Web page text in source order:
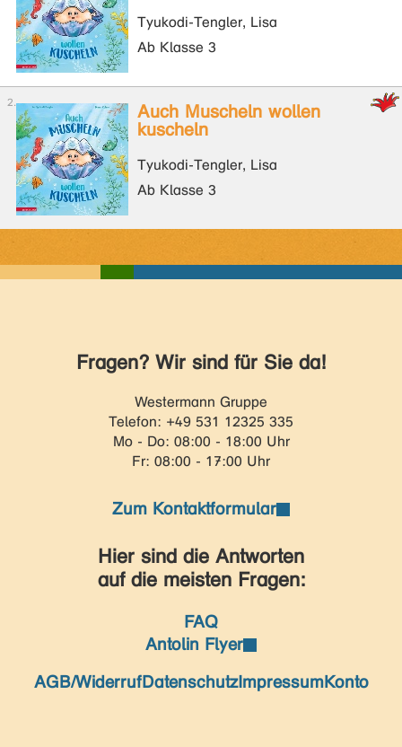
Tyukodi-Tengler, Lisa
Ab Klasse 3
Auch Muscheln wollen
kuscheln
Tyukodi-Tengler, Lisa
Ab Klasse 3